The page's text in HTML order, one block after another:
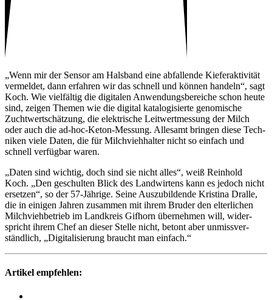
„Wenn mir der Sensor am Hals­band eine abfal­lende Kiefer­ak­ti­vität
vermeldet, dann erfahren wir das schnell und können handeln“, sagt
Koch. Wie viel­fältig die digi­talen Anwen­dungs­be­reiche schon heute
sind, zeigen Themen wie die digital kata­lo­gi­sierte geno­mi­sche
Zucht­wert­schät­zung, die elek­tri­sche Leit­wert­mes­sung der Milch
oder auch die ad-hoc-Keton-Messung. Alle­samt bringen diese Tech­
niken viele Daten, die für Milch­vieh­halter nicht so einfach und
schnell verfügbar waren.
„Daten sind wichtig, doch sind sie nicht alles“, weiß Rein­hold
Koch. „Den geschulten Blick des Land­wir­tens kann es jedoch nicht
ersetzen“, so der 57-Jährige. Seine Auszu­bil­dende Kris­tina Dralle,
die in einigen Jahren zusammen mit ihrem Bruder den elter­li­chen
Milch­vieh­be­trieb im Land­kreis Gifhorn über­nehmen will, wider­
spricht ihrem Chef an dieser Stelle nicht, betont aber unmiss­ver­
ständ­lich, „Digi­ta­li­sie­rung braucht man einfach.“
Artikel empfehlen: